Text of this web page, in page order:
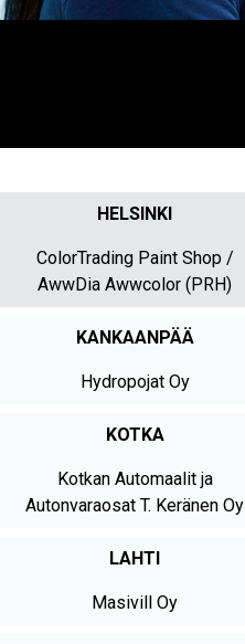
HELSINKI
ColorTrading Paint Shop /
AwwDia Awwcolor (PRH)
KANKAANPÄÄ
Hydropojat Oy
KOTKA
Kotkan Automaalit ja
Autonvaraosat T. Keränen Oy
LAHTI
Masivill Oy